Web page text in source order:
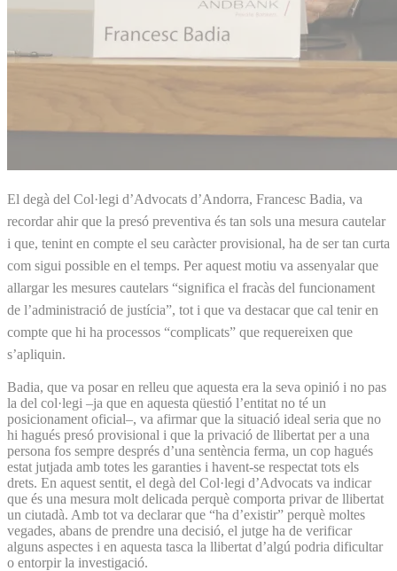
El degà del Col·legi d’Advocats d’Andorra, Francesc Badia, va
recordar ahir que la presó preventiva és tan sols una mesura cautelar
i que, tenint en compte el seu caràcter provisional, ha de ser tan curta
com sigui possible en el temps. Per aquest motiu va assenyalar que
allargar les mesures cautelars “significa el fracàs del funcionament
de l’administració de justícia”, tot i que va destacar que cal tenir en
compte que hi ha processos “complicats” que requereixen que
s’apliquin.
Badia, que va posar en relleu que aquesta era la seva opinió i no pas
la del col·legi –ja que en aquesta qüestió l’entitat no té un
posicionament oficial–, va afirmar que la situació ideal seria que no
hi hagués presó provisional i que la privació de llibertat per a una
persona fos sempre després d’una sentència ferma, un cop hagués
estat jutjada amb totes les garanties i havent-se respectat tots els
drets. En aquest sentit, el degà del Col·legi d’Advocats va indicar
que és una mesura molt delicada perquè comporta privar de llibertat
un ciutadà. Amb tot va declarar que “ha d’existir” perquè moltes
vegades, abans de prendre una decisió, el jutge ha de verificar
alguns aspectes i en aquesta tasca la llibertat d’algú podria dificultar
o entorpir la investigació.